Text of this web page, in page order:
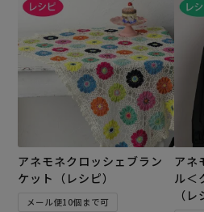
アネモネクロッシェブラン
ケット（レシピ）
メール便10個まで可
アネ
ル＜
（レ